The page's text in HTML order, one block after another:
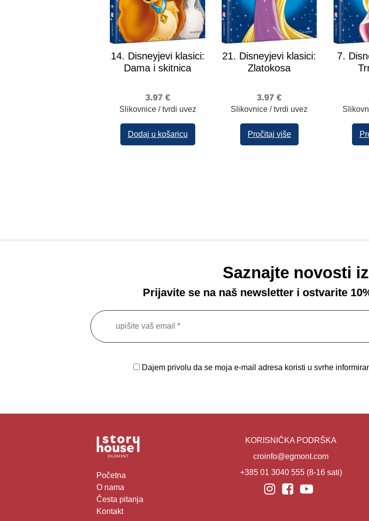
14. Disneyjevi klasici:
Dama i skitnica
3.97 €
Slikovnice / tvrdi uvez
Dodaj u košaricu
21. Disneyjevi klasici:
Zlatokosa
3.97€
Slikovnice / tvrdi uvez
Pročitaj više
7.
Saznajte novosti
Prijavite se na naš newsletter i ostvarite
Dajem privolu da se moja e-mail adresa koristi u svrhe
Početna
O nama
Česta pitanja
Kontakt
KORISNIČKA PODRŠKA
croinfo@egmont.com
+385 01 3040 555(8-16 sati)